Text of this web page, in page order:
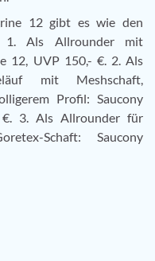
12 gibt es wie den
1. Als Allrounder mit
12, UVP 150,- €. 2. Als
mit Meshschaft,
Profil: Saucony
€. 3. Als Allrounder für
Schaft: Saucony